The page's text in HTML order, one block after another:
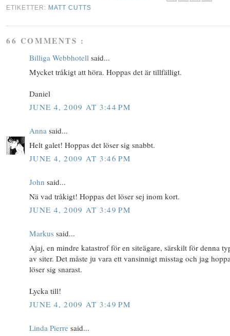
ETIKETTER: MATT CUTTS
66 COMMENTS :
Billiga Webbhotell said...
Mycket tråkigt att höra. Hoppas det är tillfälligt.
Daniel
JUNE 4, 2009 AT 3:44 PM
Anna said...
Helt galet! Hoppas det löser sig snabbt.
JUNE 4, 2009 AT 3:46 PM
John said...
Nä vad tråkigt! Hoppas det löser sej inom kort.
JUNE 4, 2009 AT 3:49 PM
Markus said...
Ajaj, en mindre katastrof för en siteägare, särskilt för denna
av siter. Det måste ju vara ett vansinnigt misstag och jag
löser sig snarast.
Lycka till!
JUNE 4, 2009 AT 3:49 PM
Linda Pierre said...